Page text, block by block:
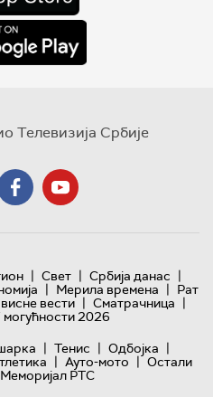
Телевизија Србије
| Свет | Србија данас |
| Мерила времена | Рат
вести | Сматрачница |
могућности 2026
| Тенис | Одбојка |
| Ауто-мото | Остали
Меморијал РТС